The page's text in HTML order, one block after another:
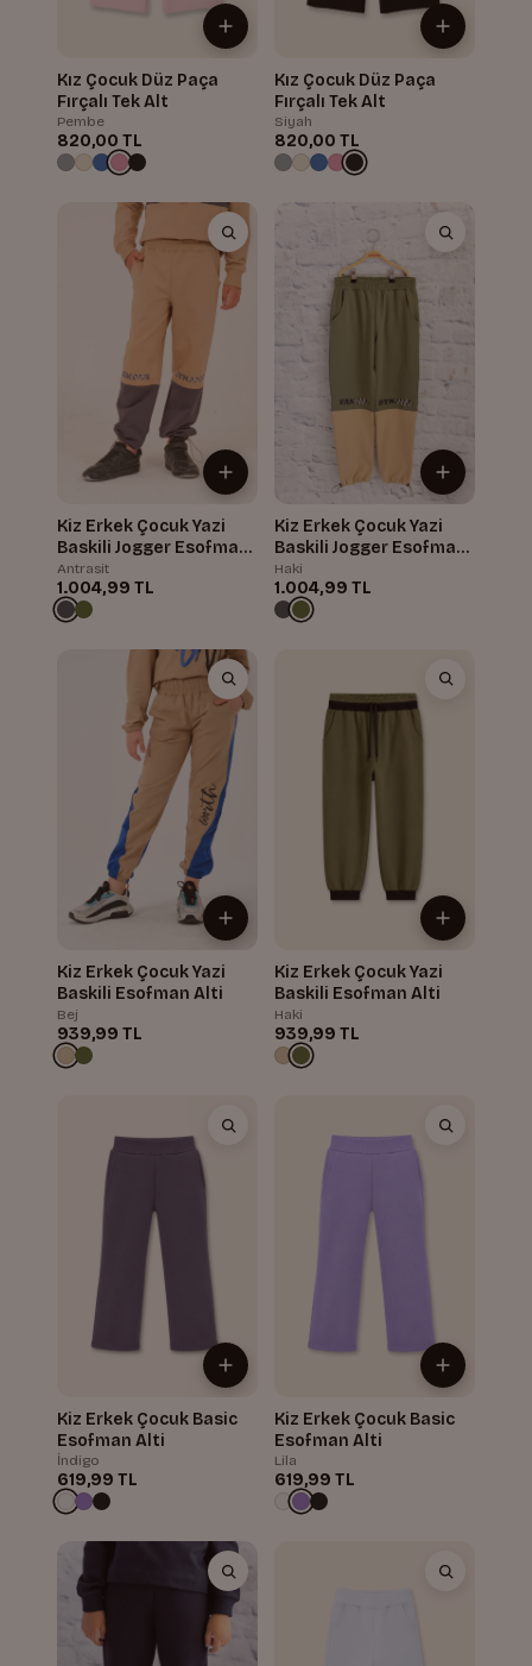
Kız Çocuk Düz Paça
Fırçalı Tek Alt
Pembe
820,00 TL
Kız Çocuk Düz Paça
Fırçalı Tek Alt
Siyah
820,00 TL
Kiz Erkek Çocuk Yazi
Baskili Jogger Esofman
Alti
Antrasit
1.004,99 TL
Kiz Erkek Çocuk Yazi
Baskili Jogger Esofman
Alti
Haki
1.004,99 TL
Kiz Erkek Çocuk Yazi
Baskili Esofman Alti
Bej
939,99 TL
Kiz Erkek Çocuk Yazi
Baskili Esofman Alti
Haki
939,99 TL
Kiz Erkek Çocuk Basic
Esofman Alti
İndigo
619,99 TL
Kiz Erkek Çocuk Basic
Esofman Alti
Lila
619,99 TL